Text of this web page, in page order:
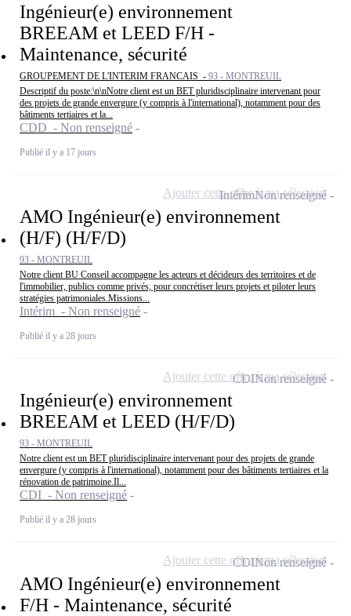
Ingénieur(e) environnement
BREEAM et LEED F/H -
Maintenance, sécurité
GROUPEMENT DE L'INTERIM FRANCAIS - 93 - MONTREUIL
Descriptif du poste:\n\nNotre client est un BET pluridisciplinaire intervenant pour
des projets de grande envergure (y compris à l'international), notamment pour des
bâtiments tertiaires et la...
CDD - Non renseigné
Publié il y a 17 jours
AMO Ingénieur(e) environnement
(H/F) (H/F/D)
93 - MONTREUIL
Notre client BU Conseil accompagne les acteurs et décideurs des territoires et de
l'immobilier, publics comme privés, pour concrétiser leurs projets et piloter leurs
stratégies patrimoniales.Missions...
Intérim - Non renseigné
Publié il y a 28 jours
IntérimNon renseigné
Ajouter cette offre à ma sélection
Ingénieur(e) environnement
BREEAM et LEED (H/F/D)
93 - MONTREUIL
Notre client est un BET pluridisciplinaire intervenant pour des projets de grande
envergure (y compris à l'international), notamment pour des bâtiments tertiaires et la
rénovation de patrimoine.Il...
CDI - Non renseigné
Publié il y a 28 jours
CDINon renseigné
Ajouter cette offre à ma sélection
AMO Ingénieur(e) environnement
F/H - Maintenance, sécurité
CDINon renseigné
Ajouter cette offre à ma sélection